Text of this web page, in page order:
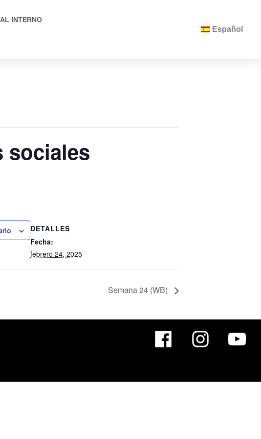
INTERNO
Español
sociales
DETALLES
Fecha:
febrero 24, 2025
Semana 24 (WB)